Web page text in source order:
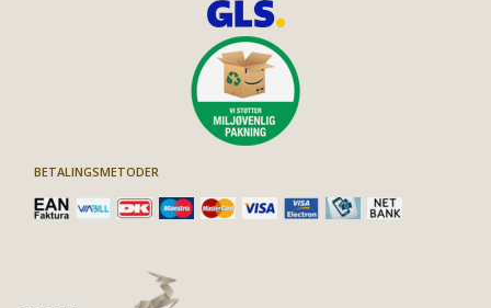
BETALINGSMETODER